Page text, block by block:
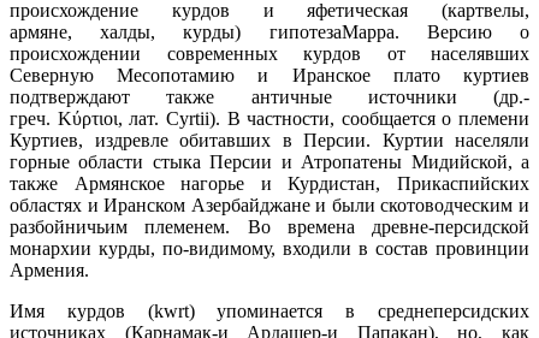
происхождение курдов и яфетическая (картвелы,
армяне, халды, курды) гипотезаМарра. Версию о
происхождении современных курдов от населявших
Северную Месопотамию и Иранское плато куртиев
подтверждают также античные источники (др.-
греч. Κύρτιοι, лат. Cyrtii). В частности, сообщается о племени
Куртиев, издревле обитавших в Персии. Куртии населяли
горные области стыка Персии и Атропатены Мидийской, а
также Армянское нагорье и Курдистан, Прикаспийских
областях и Иранском Азербайджане и были скотоводческим и
разбойничьим племенем. Во времена древне-персидской
монархии курды, по-видимому, входили в состав провинции
Армения.
Имя курдов (kwrt) упоминается в среднеперсидских
источниках (Карнамак-и Ардашер-и Папакан), но, как